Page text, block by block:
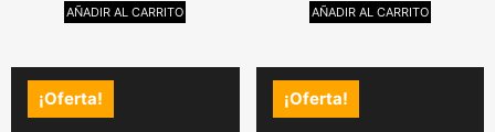
AÑADIR AL CARRITO AÑADIR AL CARRITO
¡Oferta! ¡Oferta!